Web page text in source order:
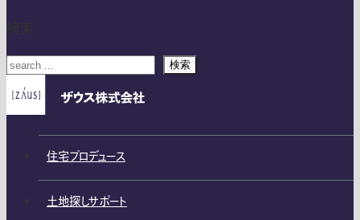
検索
住宅プロデュース
土地探しサポート